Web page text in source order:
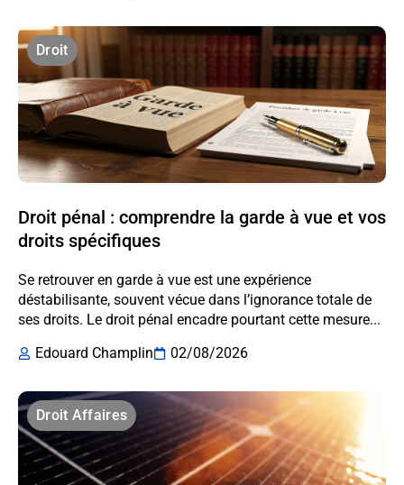
Droit
Droit pénal : comprendre la garde à vue et vos
droits spécifiques
Se retrouver en garde à vue est une expérience
déstabilisante, souvent vécue dans l’ignorance totale de
ses droits. Le droit pénal encadre pourtant cette mesure...
Edouard Champlin
02/08/2026
Droit Affaires